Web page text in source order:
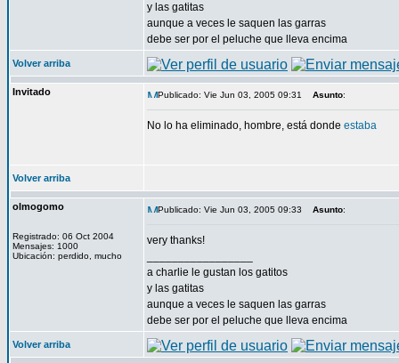
y las gatitas
aunque a veces le saquen las garras
debe ser por el peluche que lleva encima
Volver arriba
Invitado Publicado: Vie Jun 03, 2005 09:31 Asunto:
No lo ha eliminado, hombre, está donde estaba
Volver arriba
olmogomo
Registrado: 06 Oct 2004
Mensajes: 1000
Ubicación: perdido, mucho
Publicado: Vie Jun 03, 2005 09:33 Asunto:
very thanks!
a charlie le gustan los gatitos
y las gatitas
aunque a veces le saquen las garras
debe ser por el peluche que lleva encima
Volver arriba